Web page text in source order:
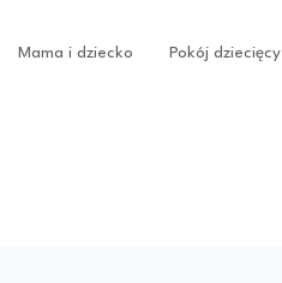
Mama i dziecko Pokój dziecięcy